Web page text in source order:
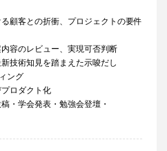
顧客との折衝、プロジェクトの要件
容のレビュー、実現可否判断
技術知見を踏まえた示唆だし
ング
ロダクト化
・学会発表・勉強会登壇・